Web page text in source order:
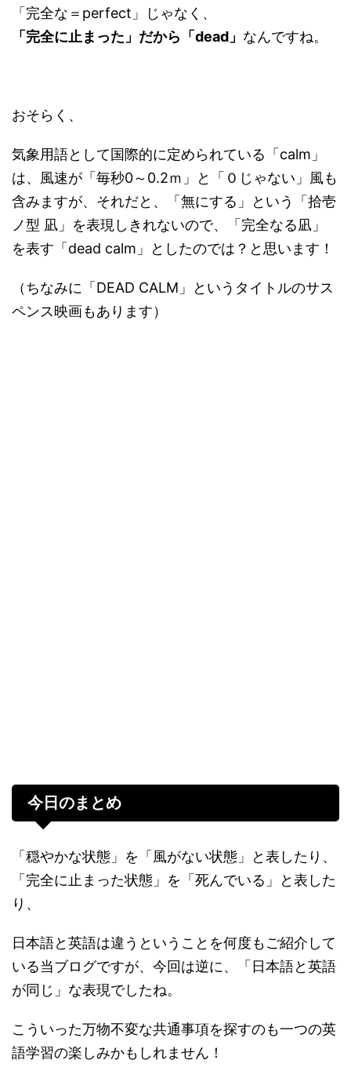
「完全な＝perfect」じゃなく、
「完全に止まった」だから「dead」 なんですね。
おそらく、
気象用語として国際的に定められている「calm」
は、風速が「毎秒0～0.2ｍ」と「０じゃない」風も
含みますが、それだと、「無にする」という「拾壱
ノ型 凪」を表現しきれないので、「完全なる凪」
を表す「dead calm」としたのでは？と思います！
（ちなみに「DEAD CALM」というタイトルのサス
ペンス映画もあります）
今日のまとめ
「穏やかな状態」を「風がない状態」と表したり、
「完全に止まった状態」を「死んでいる」と表した
り、
日本語と英語は違うということを何度もご紹介して
いる当ブログですが、今回は逆に、「日本語と英語
が同じ」な表現でしたね。
こういった万物不変な共通事項を探すのも一つの英
語学習の楽しみかもしれません！